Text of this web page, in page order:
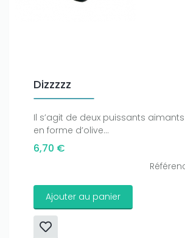
Dizzzzz
Il s’agit de deux puissants
en forme d’olive...
6,70 €
Ajouter au panier